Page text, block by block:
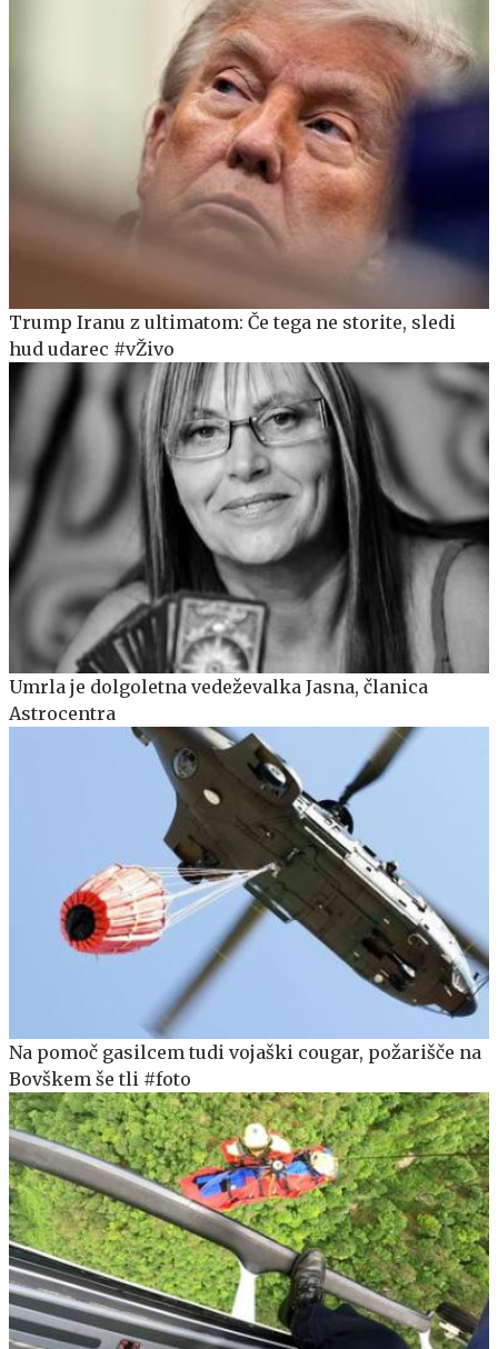
Trump Iranu z ultimatom: Če tega ne storite, sledi
hud udarec #vŽivo
Umrla je dolgoletna vedeževalka Jasna, članica
Astrocentra
Na pomoč gasilcem tudi vojaški cougar, požarišče na
Bovškem še tli #foto